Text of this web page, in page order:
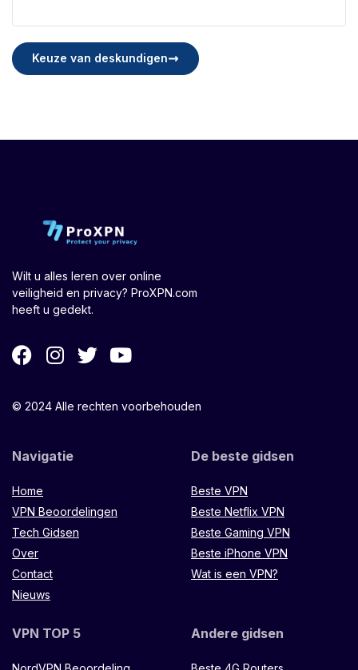
Keuze van deskundigen
Wilt u alles leren over online
veiligheid en privacy? ProXPN.com
heeft u gedekt.
© 2024 Alle rechten voorbehouden
Navigatie
Home
VPN Beoordelingen
Tech Gidsen
Over
Contact
Nieuws
De beste gidsen
Beste VPN
Beste Netflix VPN
Beste Gaming VPN
Beste iPhone VPN
Wat is een VPN?
VPN TOP 5 Andere gidsen